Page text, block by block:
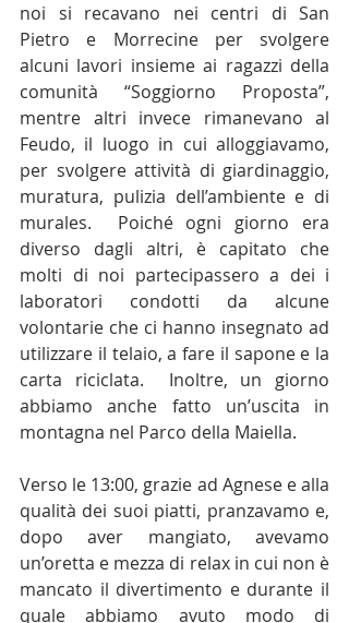
noi si recavano nei centri di San
Pietro e Morrecine per svolgere
alcuni lavori insieme ai ragazzi della
comunità “Soggiorno Proposta”,
mentre altri invece rimanevano al
Feudo, il luogo in cui alloggiavamo,
per svolgere attività di giardinaggio,
muratura, pulizia dell’ambiente e di
murales.  Poiché ogni giorno era
diverso dagli altri, è capitato che
molti di noi partecipassero a dei i
laboratori condotti da alcune
volontarie che ci hanno insegnato ad
utilizzare il telaio, a fare il sapone e la
carta riciclata.  Inoltre, un giorno
abbiamo anche fatto un’uscita in
montagna nel Parco della Maiella.
Verso le 13:00, grazie ad Agnese e alla
qualità dei suoi piatti, pranzavamo e,
dopo aver mangiato, avevamo
un’oretta e mezza di relax in cui non è
mancato il divertimento e durante il
quale abbiamo avuto modo di